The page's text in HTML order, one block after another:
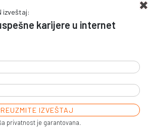
izveštaj:
karijere u internet
privatnost je garantovana.
+381 (0)11 7856 156
E-BUSINESS & E-MARKETING